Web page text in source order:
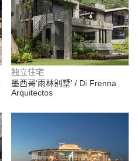
独立住宅
墨西哥‘雨林别墅’ / Di Frenna
Arquitectos